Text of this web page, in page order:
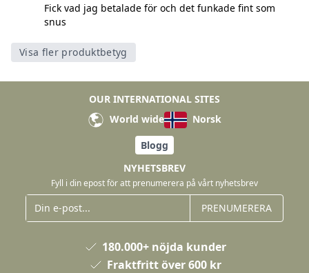
Fick vad jag betalade för och det funkade fint som
snus
Visa fler produktbetyg
OUR INTERNATIONAL SITES
World wide
Norsk
Blogg
NYHETSBREV
Fyll i din epost för att prenumerera på vårt nyhetsbrev
PRENUMERERA
180.000+ nöjda kunder
Fraktfritt över 600 kr